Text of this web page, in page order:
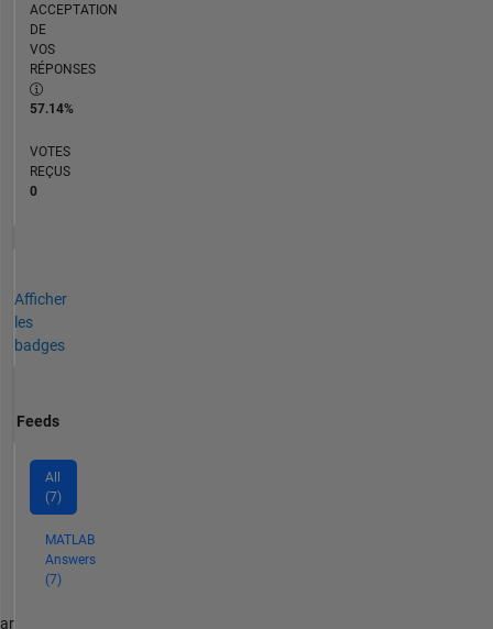
ACCEPTATION
DE
VOS
RÉPONSES
57.14%
VOTES
REÇUS
0
Afficher
les
badges
Feeds
All
(7)
MATLAB
Answers
(7)